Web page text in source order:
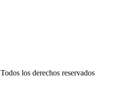
Todos los derechos reservados